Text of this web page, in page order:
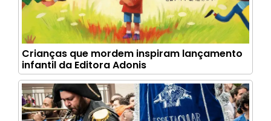
Crianças que mordem inspiram lançamento
infantil da Editora Adonis